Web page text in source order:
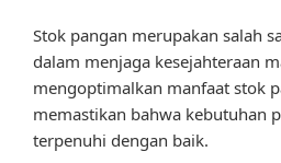
Stok pangan merupakan salah
dalam menjaga kesejahteraan
mengoptimalkan manfaat stok
memastikan bahwa kebutuhan
terpenuhi dengan baik.